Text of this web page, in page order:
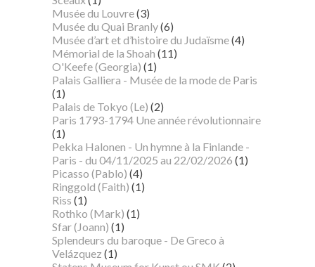
Musée du Louvre(3)
Musée du Quai Branly(6)
Musée d’art et d’histoire du Judaïsme(4)
Mémorial de la Shoah (11)
O'Keefe (Georgia) (1)
Palais Galliera - Musée de la mode de Paris
(1)
Palais de Tokyo (Le) (2)
Paris 1793-1794 Une année révolutionnaire
(1)
Pekka Halonen - Un hymne à la Finlande -
Paris - du 04/11/2025 au 22/02/2026 (1)
Picasso (Pablo) (4)
Ringgold (Faith) (1)
Riss (1)
Rothko (Mark) (1)
Sfar (Joann) (1)
Splendeurs du baroque - De Greco à
Velázquez (1)